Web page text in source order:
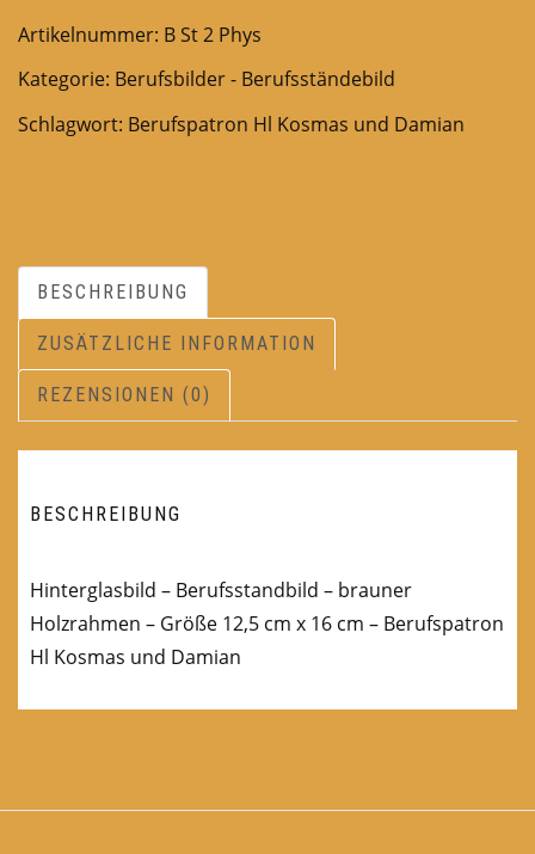
Artikelnummer: B St 2 Phys
Kategorie: Berufsbilder - Berufsständebild
Schlagwort: Berufspatron Hl Kosmas und Damian
BESCHREIBUNG
ZUSÄTZLICHE INFORMATION
REZENSIONEN (0)
BESCHREIBUNG
Hinterglasbild – Berufsstandbild – brauner
Holzrahmen – Größe 12,5 cm x 16 cm – Berufspatron
Hl Kosmas und Damian